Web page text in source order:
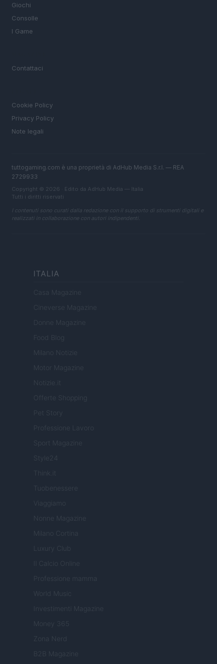
Giochi
Consolle
I Game
Contattaci
Cookie Policy
Privacy Policy
Note legali
tuttogaming.com è una proprietà di AdHub Media S.r.l. — REA
2729933
Copyright © 2026 · Edito da AdHub Media — Italia
Tutti i diritti riservati
I contenuti sono curati dalla redazione con il supporto di strumenti digitali e
realizzati in collaborazione con autori indipendenti.
ITALIA
Casa Magazine
Cineverse Magazine
Donne Magazine
Food Blog
Milano Notizie
Motor Magazine
Notizie.it
Offerte Shopping
Pet Story
Professione Lavoro
Sport Magazine
Style24
Think.it
Tuobenessere
Viaggiamo
Nonne Magazine
Milano Cortina
Luxury Club
Il Calcio Online
Professione mamma
World Music
Investimenti Magazine
Money 365
Zona Nerd
B2B Magazine